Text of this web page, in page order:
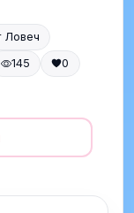
Ловеч
145
0